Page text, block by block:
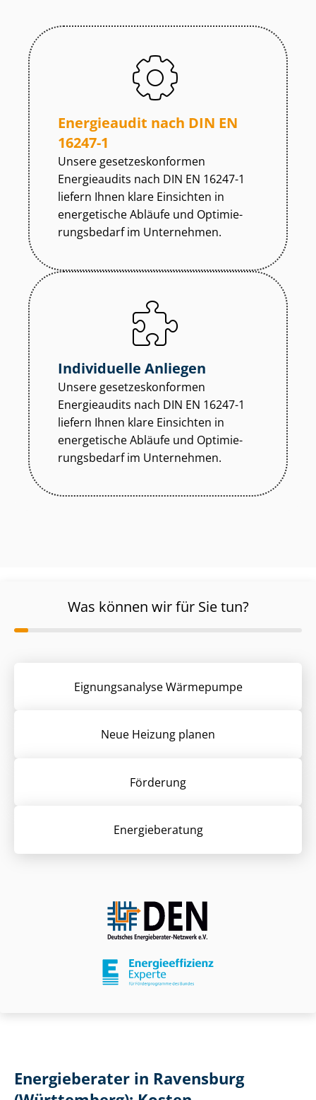
Energieaudit nach DIN EN
16247-1
Unsere ge­set­zes­kon­for­men
Energieaudits nach DIN EN 16247-1
liefern Ihnen klare Einsichten in
energetische Abläufe und Op­ti­mie­
rungs­be­darf im Unternehmen.
Individuelle Anliegen
Unsere ge­set­zes­kon­for­men
Energieaudits nach DIN EN 16247-1
liefern Ihnen klare Einsichten in
energetische Abläufe und Op­ti­mie­
rungs­be­darf im Unternehmen.
Was können wir für Sie tun?
Eignungsanalyse Wärmepumpe
Neue Heizung planen
Förderung
Energieberatung
Energieberater in Ravensburg